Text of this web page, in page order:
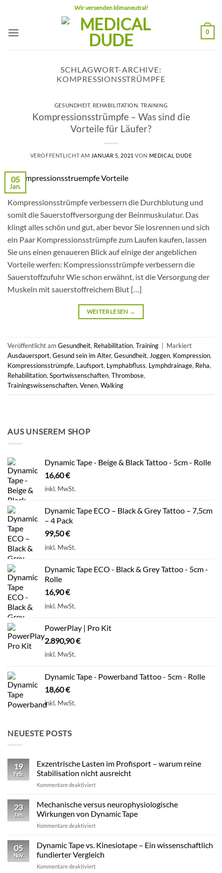
springen
Wir versenden klimaneutral!
0
SCHLAGWORT-ARCHIVE:
KOMPRESSIONSSTRÜMPFE
GESUNDHEIT, REHABILITATION TRAINING
Kompressionsstrümpfe – Was sind die
Vorteile für Läufer?
VERÖFFENTLICHT AM JANUAR 5, 2021 VON MEDICAL DUDE
05
Jan.
Kompressionsstrümpfe verbessern die Durchblutung und
somit die Sauerstoffversorgung der Beinmuskulatur. Das
klingt alles schön und gut, aber bevor Sie losrennen und sich
ein Paar Kompressionsstrümpfe zum Laufen kaufen, lassen
Sie uns einen genaueren Blick auf einige der angeblichen
Vorteile werfen: Kompressionsstrümpfe verbessern die
Sauerstoffzufuhr Wie schon erwähnt, ist die Versorgung der
Muskeln mit sauerstoffreichem Blut […]
WEITERLESEN →
Veröffentlicht am Gesundheit, Rehabilitation,Training
Markiert
Ausdauersport,Gesund sein im Alter,Gesundheit,Joggen, Kompression,
Kompressionsstrümpfe, Laufsport, Lymphabfluss, Lymphdrainage, Reha,
Rehabilitation,Sportwissenschaften,Thrombose,
Trainingswissenschaften,Venen,Walking
AUS UNSEREM SHOP
Dynamic Tape - Beige & Black Tattoo - 5cm - Rolle
16,60€
inkl. MwSt.
Dynamic Tape ECO – Black & Grey Tattoo – 7,5cm
– 4 Pack
99,50€
inkl. MwSt.
Dynamic Tape ECO - Black & Grey Tattoo - 5cm -
Rolle
16,90€
inkl. MwSt.
PowerPlay | Pro Kit
2.890,90€
inkl. MwSt.
Dynamic Tape - Powerband Tattoo - 5cm - Rolle
18,60€
inkl. MwSt.
NEUESTE POSTS
19
Feb.
Exzentrische Lasten im Profisport – warum reine
Stabilisation nicht ausreicht
Kommentare deaktiviertfür
Profisport
–
reine
Stabilisation
ausreicht
23
Jan.
Mechanische versus neurophysiologische
Wirkungen von Dynamic Tape
Kommentare deaktiviertfür
versus
neurophysiologische
Wirkungen
von
05
Nov.
Dynamic Tape vs. Kinesiotape – Ein wissenschaftlich
fundierter Vergleich
Kommentare deaktiviertfür